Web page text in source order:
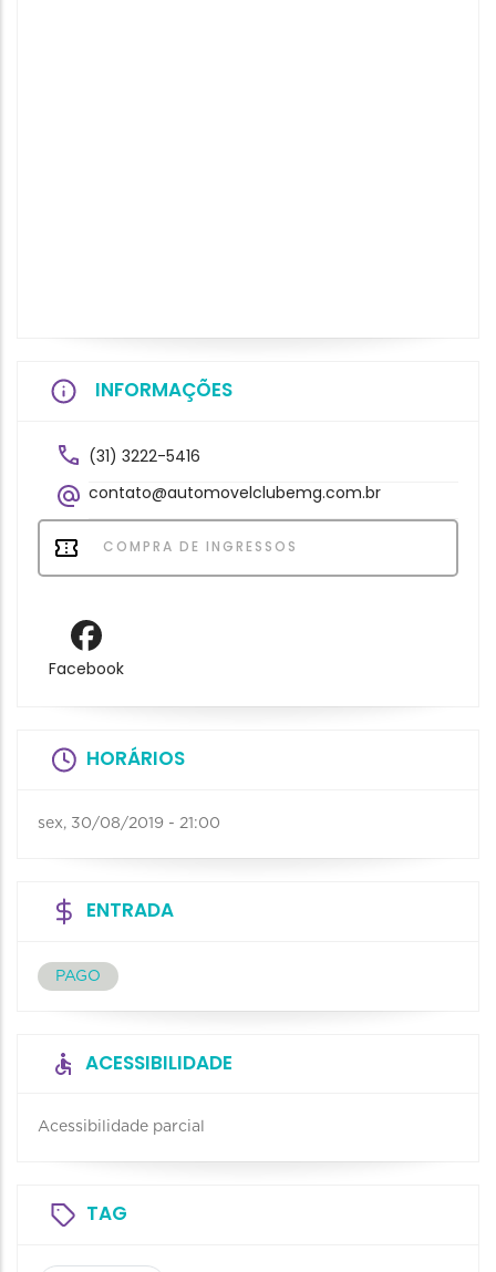
INFORMAÇÕES
(31) 3222-5416
contato@automovelclubemg.com.br
COMPRA DE INGRESSOS
Facebook
HORÁRIOS
sex, 30/08/2019 - 21:00
ENTRADA
PAGO
ACESSIBILIDADE
Acessibilidade parcial
TAG